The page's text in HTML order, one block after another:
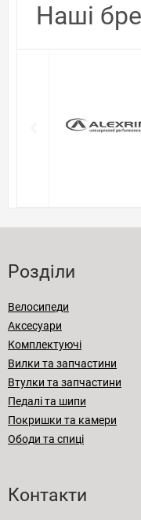
Наші
Розділи
Велосипеди
Аксесуари
Комплектуючі
Вилки та запчастини
Втулки та запчастини
Педалі та шипи
Покришки та камери
Ободи та спиці
Контакти